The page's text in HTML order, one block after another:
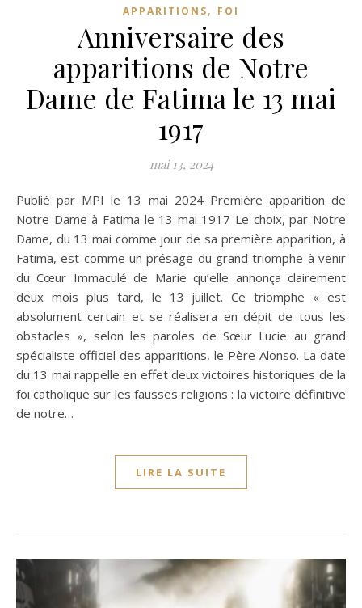
APPARITIONS, FOI
Anniversaire des
apparitions de Notre
Dame de Fatima le 13 mai
1917
mai 13, 2024
Publié par MPI le 13 mai 2024 Première apparition de
Notre Dame à Fatima le 13 mai 1917 Le choix, par Notre
Dame, du 13 mai comme jour de sa première apparition, à
Fatima, est comme un présage du grand triomphe à venir
du Cœur Immaculé de Marie qu’elle annonça clairement
deux mois plus tard, le 13 juillet. Ce triomphe « est
absolument certain et se réalisera en dépit de tous les
obstacles », selon les paroles de Sœur Lucie au grand
spécialiste officiel des apparitions, le Père Alonso. La date
du 13 mai rappelle en effet deux victoires historiques de la
foi catholique sur les fausses religions : la victoire définitive
de notre…
LIRE LA SUITE